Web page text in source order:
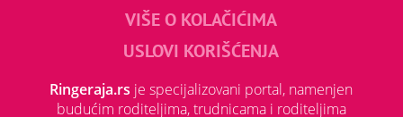
VIŠE O KOLAČIĆIMA
USLOVI KORIŠĆENJA
Ringeraja.rs je specijalizovani portal, namenjen
budućim roditeljima, trudnicama i roditeljima